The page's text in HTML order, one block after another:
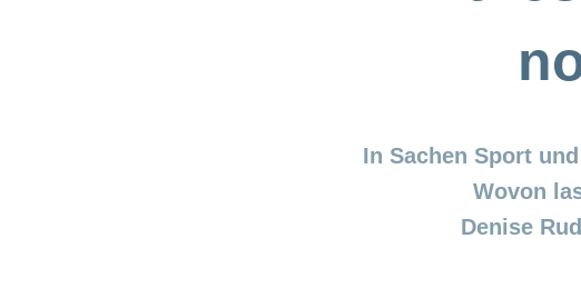
In Sachen Sport
Wovon
Denise